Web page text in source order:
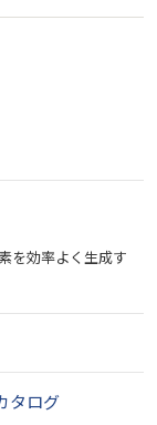
を効率よく生成す
タログ